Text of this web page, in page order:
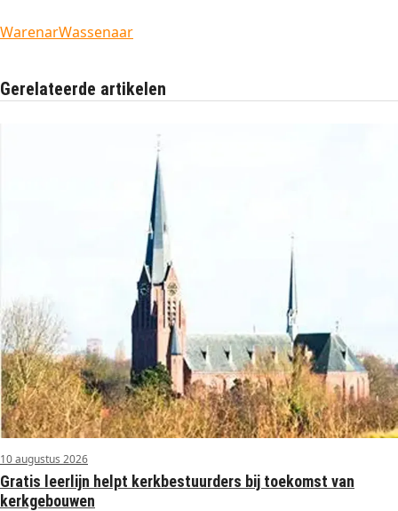
WarenarWassenaar
Gerelateerde artikelen
10 augustus 2026
Gratis leerlijn helpt kerkbestuurders bij toekomst van
kerkgebouwen